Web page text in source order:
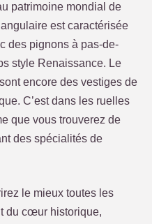
patrimoine mondial de
est caractérisée
des pignons à pas-de-
style Renaissance. Le
encore des vestiges de
C’est dans les ruelles
que vous trouverez de
des spécialités de
le mieux toutes les
du cœur historique,